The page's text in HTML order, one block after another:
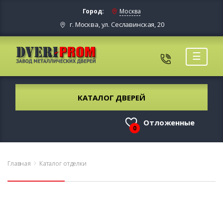
Город: Москва
г. Москва, ул. Сеславинская, 20
☰
КАТАЛОГ ДВЕРЕЙ
0
Отложенные
Главная Каталог отделки